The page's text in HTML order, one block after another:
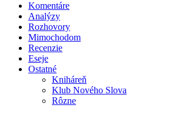
Komentáre
Analýzy
Rozhovory
Mimochodom
Recenzie
Eseje
Ostatné
Kniháreň
Klub Nového Slova
Rôzne